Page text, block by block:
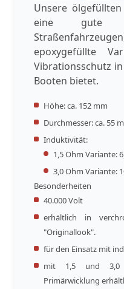
Unsere
eine gute
epoxygefüllte
Vibrationsschutz
Booten bietet.
Höhe: ca. 152 mm
Durchmesser: ca. 55
Induktivität:
1,5 Ohm Variante:
3,0 Ohm Variante:
Besonderheiten
40.000 Volt
erhältlich in
"Originallook".
für den Einsatz mit
mit 1,5 und 3,0
Primärwicklung